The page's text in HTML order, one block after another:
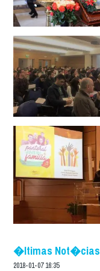
�ltimas Not�cias
2018-01-07 16:35